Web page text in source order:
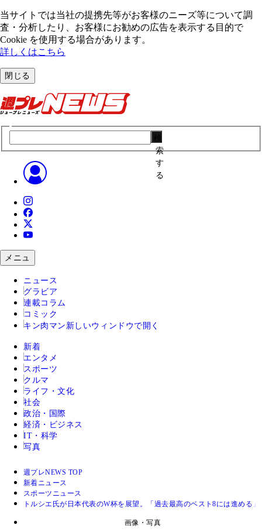
当サイトでは当社の提携先等がお客様のニーズ等について調
査・分析したり、お客様にお勧めの広告を表⽰する⽬的で
Cookie を使⽤する場合があります。
詳しくはこちら
閉じる
索
す
る
メニュ
ニュース
グラビア
連載コラム
コミック
キン肉マン 新しいウィンドウで開く
新着
エンタメ
スポーツ
クルマ
ライフ・文化
社会
政治・国際
経済・ビジネス
IT・科学
写真
週プレNEWS TOP
新着ニュース
スポーツニュース
トルシエ氏が日本代表のW杯を展望。「過去最高のベスト8には進める」
画像・写真